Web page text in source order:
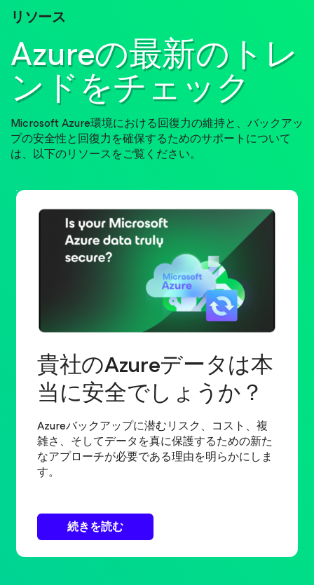
リソース
Azureの最新のトレ
ンドをチェック
Microsoft Azure環境における回復力の維持と、バックアッ
プの安全性と回復力を確保するためのサポートについて
は、以下のリソースをご覧ください。
貴社のAzureデータは本
当に安全でしょうか？
Azureバックアップに潜むリスク、コスト、複
雑さ、そしてデータを真に保護するための新た
なアプローチが必要である理由を明らかにしま
す。
続きを読む